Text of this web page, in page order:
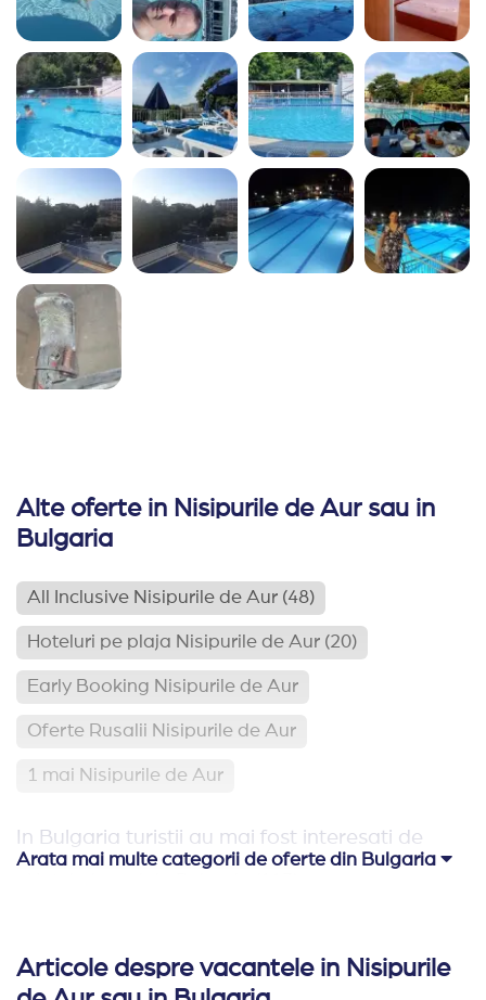
Alte oferte in Nisipurile de Aur sau in
Bulgaria
All Inclusive Nisipurile de Aur (48)
Hoteluri pe plaja Nisipurile de Aur (20)
Early Booking Nisipurile de Aur
Oferte Rusalii Nisipurile de Aur
1 mai Nisipurile de Aur
In Bulgaria turistii au mai fost interesati de
Hoteluri aproape de Romania (62)
Arata mai multe categorii de oferte din Bulgaria
Articole despre vacantele in Nisipurile